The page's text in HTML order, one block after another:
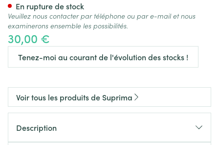
30,00 €
Tenez-moi au courant de l'évolution des stocks !
En rupture de stock
Veuillez nous contacter par téléphone ou par e-mail et nous
examinerons ensemble les possibilités.
Voir tous les produits de Suprima
Description